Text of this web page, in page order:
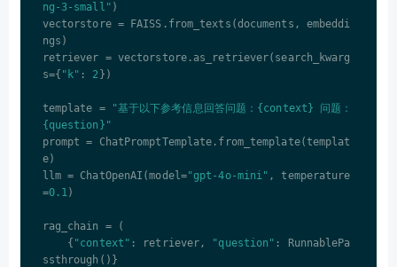
ng-3-small" )
vectorstore = FAISS.from_texts(documents, embeddi
ngs)
retriever = vectorstore.as_retriever(search_kwarg
s={ "k" : 2 })
template =
"基于以下参考信息回答问题：{context} 问题：
{question}"
prompt = ChatPromptTemplate.from_template(templat
e)
llm = ChatOpenAI(model="gpt-4o-mini" , temperature
=0.1)
rag_chain = (
    {
"context" : retriever, "question" : RunnablePa
ssthrough()}